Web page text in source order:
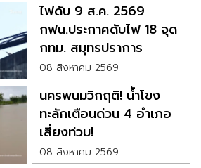
ไฟดับ 9 ส.ค. 2569
กฟน.ประกาศดับไฟ 18 จุด
กทม. สมุทรปราการ
นนทบุรี
08 สิงหาคม 2569
นครพนมวิกฤติ! น้ำโขง
ทะลักเตือนด่วน 4 อำเภอ
เสี่ยงท่วม!
08 สิงหาคม 2569